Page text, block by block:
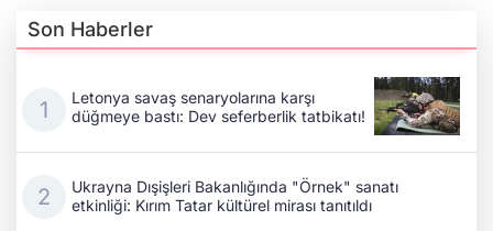
Son Haberler
Letonya savaş senaryolarına karşı
düğmeye bastı: Dev seferberlik tatbikatı!
Ukrayna Dışişleri Bakanlığında "Örnek" sanatı
etkinliği: Kırım Tatar kültürel mirası tanıtıldı